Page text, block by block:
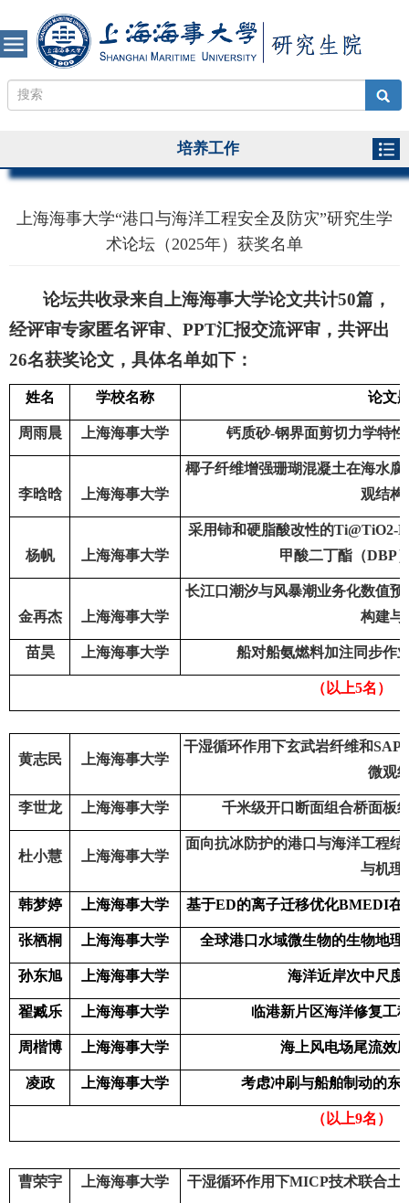
培养工作
上海海事大学“港口与海洋工程安全及防灾”研究生学
术论坛（2025年）获奖名单
论坛共收录来自上海海事大学论文共计50篇，
经评审专家匿名评审、 PPT汇报交流评审，共评出
26名获奖论文，具体名单如下：
姓名 学校名称 论文
周雨晨 上海海事大学 钙质砂-钢界面剪切力学特
李晗晗 上海海事大学
椰子纤维增强珊瑚混凝土在海水
观结构
杨帆 上海海事大学
采用铈和硬脂酸改性的Ti@TiO2-
甲酸二丁酯（DBP
金再杰 上海海事大学
长江口潮汐与风暴潮业务化数值预
构建与
苗昊 上海海事大学 船对船氨燃料加注同步作
（以上5名）
黄志民 上海海事大学
干湿循环作用下玄武岩纤维和SAP
微观
李世龙 上海海事大学 千米级开口断面组合桥面板
杜小慧 上海海事大学
面向抗冰防护的港口与海洋工程
与机理
韩梦婷 上海海事大学 基于ED的离子迁移优化BMEDI在
张栖桐 上海海事大学 全球港口水域微生物的生物地
孙东旭 上海海事大学 海洋近岸次中尺度
翟臧乐 上海海事大学 临港新片区海洋修复工
周楷博 上海海事大学 海上风电场尾流效
凌政 上海海事大学 考虑冲刷与船舶制动的东
（以上9名）
曹荣宇 上海海事大学 干湿循环作用下MICP技术联合土